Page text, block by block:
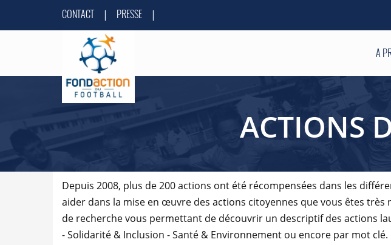
CONTACT | PRESSE |
A
ACTIONS
Depuis 2008, plus de 200 actions ont été récompensées dans les
aider dans la mise en œuvre des actions citoyennes que vous êtes
de recherche vous permettant de découvrir un descriptif des actions
- Solidarité & Inclusion - Santé & Environnement ou encore par mot clé.